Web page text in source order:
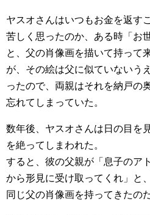
ヤスオさんはいつもお金を返す
苦しく思ったのか、ある時「お
と、父の肖像画を描いて持って
が、その絵は父に似ていないう
ったので、両親はそれを納戸の
忘れてしまっていた。
数年後、ヤスオさんは日の目を
を絶ってしまわれた。
すると、彼の父親が「息子のア
から形見に受け取ってくれ」と
同じ父の肖像画を持ってきたの